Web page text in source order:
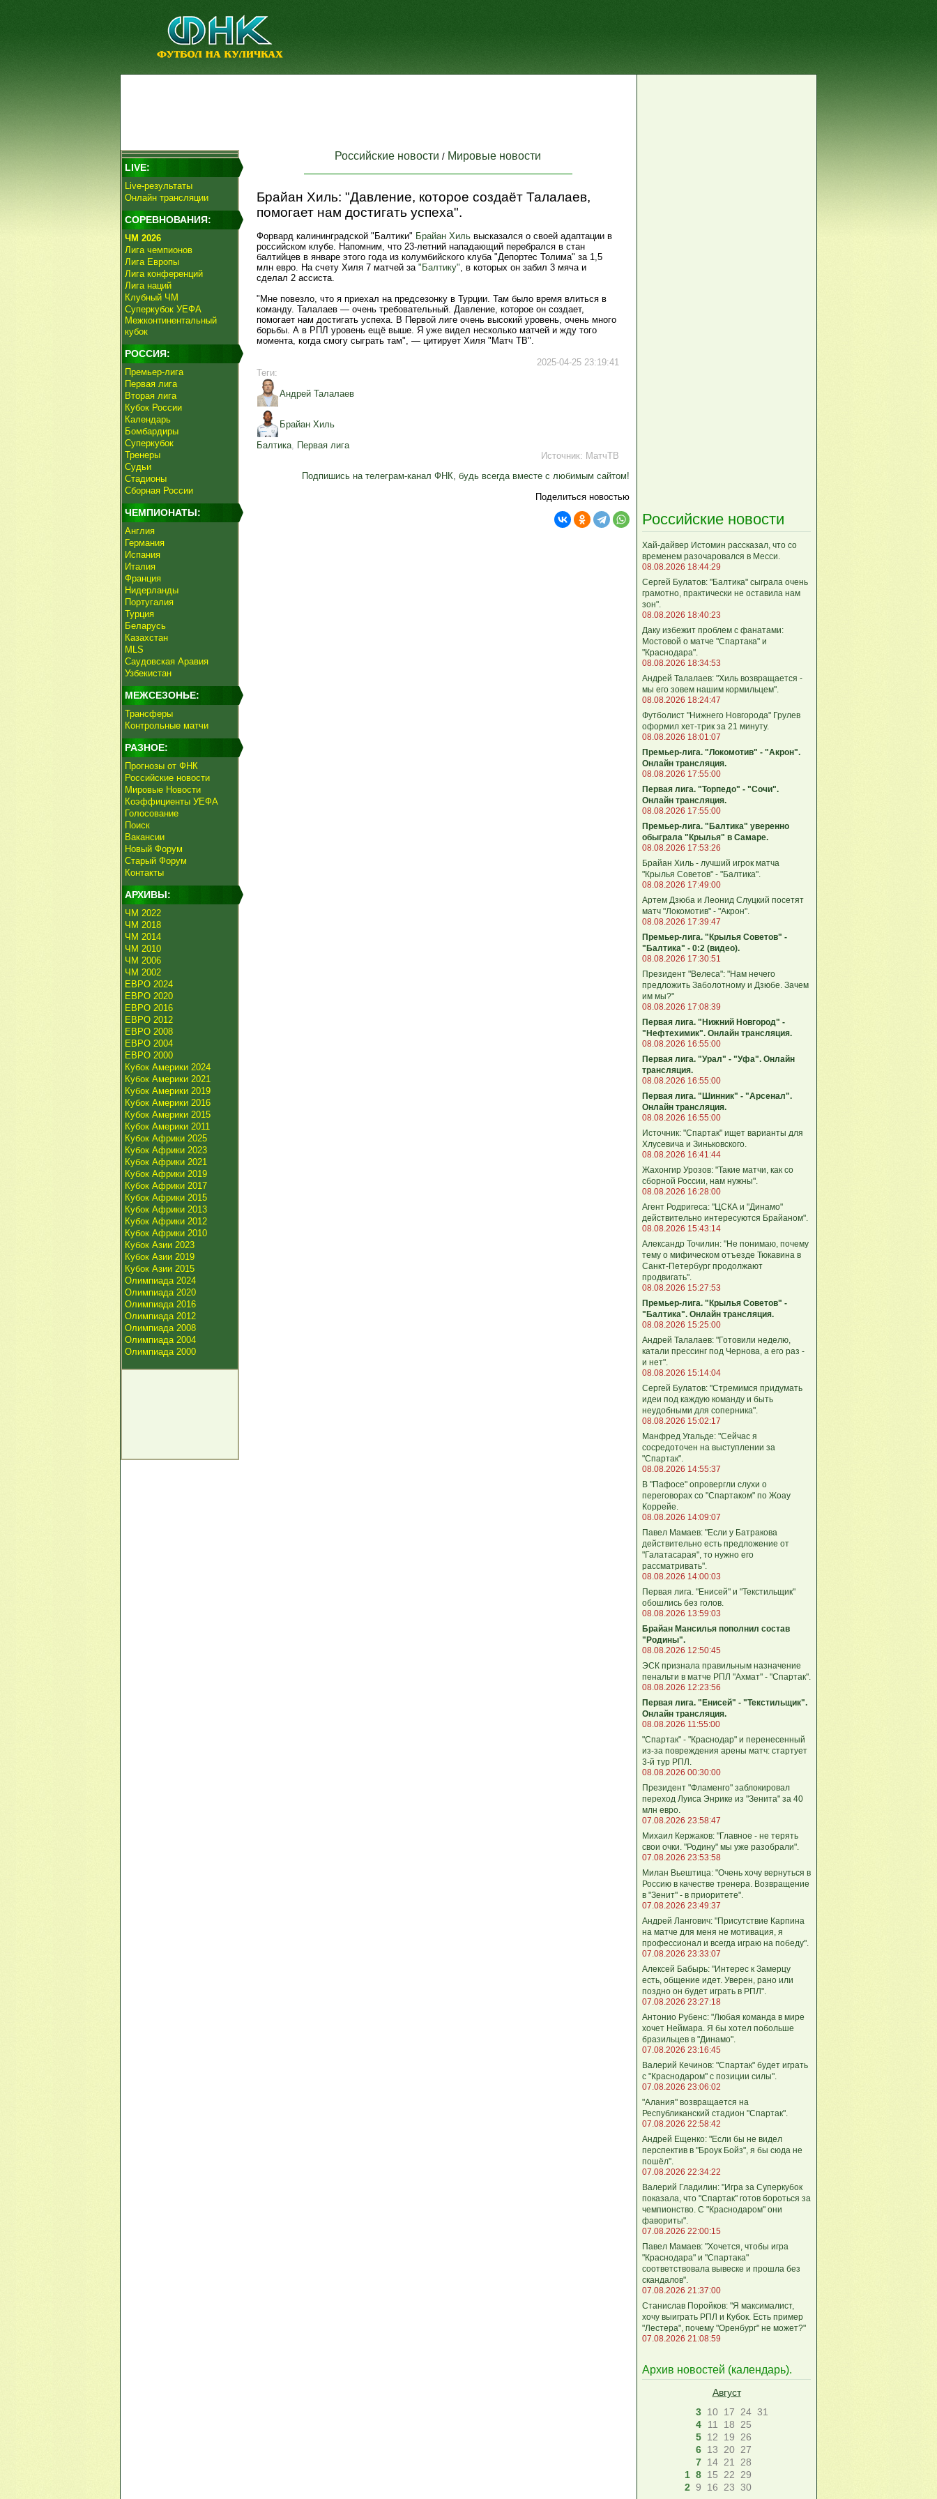
LIVE:
Live-результаты
Онлайн трансляции
СОРЕВНОВАНИЯ:
ЧМ 2026
Лига чемпионов
Лига Европы
Лига конференций
Лига наций
Клубный ЧМ
Суперкубок УЕФА
Межконтинентальный
кубок
РОССИЯ:
Премьер-лига
Первая лига
Вторая лига
Кубок России
Календарь
Бомбардиры
Суперкубок
Тренеры
Судьи
Стадионы
Сборная России
ЧЕМПИОНАТЫ:
Англия
Германия
Испания
Италия
Франция
Нидерланды
Португалия
Турция
Беларусь
Казахстан
MLS
Саудовская Аравия
Узбекистан
МЕЖСЕЗОНЬЕ:
Трансферы
Контрольные матчи
РАЗНОЕ:
Прогнозы от ФНК
Российские новости
Мировые Новости
Коэффициенты УЕФА
Голосование
Поиск
Вакансии
Новый Форум
Старый Форум
Контакты
АРХИВЫ:
ЧМ 2022
ЧМ 2018
ЧМ 2014
ЧМ 2010
ЧМ 2006
ЧМ 2002
ЕВРО 2024
ЕВРО 2020
ЕВРО 2016
ЕВРО 2012
ЕВРО 2008
ЕВРО 2004
ЕВРО 2000
Кубок Америки 2024
Кубок Америки 2021
Кубок Америки 2019
Кубок Америки 2016
Кубок Америки 2015
Кубок Америки 2011
Кубок Африки 2025
Кубок Африки 2023
Кубок Африки 2021
Кубок Африки 2019
Кубок Африки 2017
Кубок Африки 2015
Кубок Африки 2013
Кубок Африки 2012
Кубок Африки 2010
Кубок Азии 2023
Кубок Азии 2019
Кубок Азии 2015
Олимпиада 2024
Олимпиада 2020
Олимпиада 2016
Олимпиада 2012
Олимпиада 2008
Олимпиада 2004
Олимпиада 2000
Российские новости / Мировые новости
Брайан Хиль: "Давление, которое создаёт Талалаев,
помогает нам достигать успеха".
Форвард калининградской "Балтики" Брайан Хиль высказался о своей адаптации в
российском клубе. Напомним, что 23-летний нападающий перебрался в стан
балтийцев в январе этого года из колумбийского клуба "Депортес Толима" за 1,5
млн евро. На счету Хиля 7 матчей за "Балтику", в которых он забил 3 мяча и
сделал 2 ассиста.
"Мне повезло, что я приехал на предсезонку в Турции. Там было время влиться в
команду. Талалаев — очень требовательный. Давление, которое он создает,
помогает нам достигать успеха. В Первой лиге очень высокий уровень, очень много
борьбы. А в РПЛ уровень ещё выше. Я уже видел несколько матчей и жду того
момента, когда смогу сыграть там", — цитирует Хиля "Матч ТВ".
2025-04-25 23:19:41
Теги:
Андрей Талалаев
Брайан Хиль
Балтика, Первая лига
Источник: МатчТВ
Подпишись на телеграм-канал ФНК, будь всегда вместе с любимым сайтом!
Поделиться новостью
Российские новости
Хай-дайвер Истомин рассказал, что со
временем разочаровался в Месси.
08.08.2026 18:44:29
Сергей Булатов: "Балтика" сыграла очень
грамотно, практически не оставила нам
зон".
08.08.2026 18:40:23
Даку избежит проблем с фанатами:
Мостовой о матче "Спартака" и
"Краснодара".
08.08.2026 18:34:53
Андрей Талалаев: "Хиль возвращается -
мы его зовем нашим кормильцем".
08.08.2026 18:24:47
Футболист "Нижнего Новгорода" Грулев
оформил хет-трик за 21 минуту.
08.08.2026 18:01:07
Премьер-лига. "Локомотив" - "Акрон".
Онлайн трансляция.
08.08.2026 17:55:00
Первая лига. "Торпедо" - "Сочи".
Онлайн трансляция.
08.08.2026 17:55:00
Премьер-лига. "Балтика" уверенно
обыграла "Крылья" в Самаре.
08.08.2026 17:53:26
Брайан Хиль - лучший игрок матча
"Крылья Советов" - "Балтика".
08.08.2026 17:49:00
Артем Дзюба и Леонид Слуцкий посетят
матч "Локомотив" - "Акрон".
08.08.2026 17:39:47
Премьер-лига. "Крылья Советов" -
"Балтика" - 0:2 (видео).
08.08.2026 17:30:51
Президент "Велеса": "Нам нечего
предложить Заболотному и Дзюбе. Зачем
им мы?"
08.08.2026 17:08:39
Первая лига. "Нижний Новгород" -
"Нефтехимик". Онлайн трансляция.
08.08.2026 16:55:00
Первая лига. "Урал" - "Уфа". Онлайн
трансляция.
08.08.2026 16:55:00
Первая лига. "Шинник" - "Арсенал".
Онлайн трансляция.
08.08.2026 16:55:00
Источник: "Спартак" ищет варианты для
Хлусевича и Зиньковского.
08.08.2026 16:41:44
Жахонгир Урозов: "Такие матчи, как со
сборной России, нам нужны".
08.08.2026 16:28:00
Агент Родригеса: "ЦСКА и "Динамо"
действительно интересуются Брайаном".
08.08.2026 15:43:14
Александр Точилин: "Не понимаю, почему
тему о мифическом отъезде Тюкавина в
Санкт-Петербург продолжают
продвигать".
08.08.2026 15:27:53
Премьер-лига. "Крылья Советов" -
"Балтика". Онлайн трансляция.
08.08.2026 15:25:00
Андрей Талалаев: "Готовили неделю,
катали прессинг под Чернова, а его раз -
и нет".
08.08.2026 15:14:04
Сергей Булатов: "Стремимся придумать
идеи под каждую команду и быть
неудобными для соперника".
08.08.2026 15:02:17
Манфред Угальде: "Сейчас я
сосредоточен на выступлении за
"Спартак".
08.08.2026 14:55:37
В "Пафосе" опровергли слухи о
переговорах со "Спартаком" по Жоау
Коррейе.
08.08.2026 14:09:07
Павел Мамаев: "Если у Батракова
действительно есть предложение от
"Галатасарая", то нужно его
рассматривать".
08.08.2026 14:00:03
Первая лига. "Енисей" и "Текстильщик"
обошлись без голов.
08.08.2026 13:59:03
Брайан Мансилья пополнил состав
"Родины".
08.08.2026 12:50:45
ЭСК признала правильным назначение
пенальти в матче РПЛ "Ахмат" - "Спартак".
08.08.2026 12:23:56
Первая лига. "Енисей" - "Текстильщик".
Онлайн трансляция.
08.08.2026 11:55:00
"Спартак" - "Краснодар" и перенесенный
из-за повреждения арены матч: стартует
3-й тур РПЛ.
08.08.2026 00:30:00
Президент "Фламенго" заблокировал
переход Луиса Энрике из "Зенита" за 40
млн евро.
07.08.2026 23:58:47
Михаил Кержаков: "Главное - не терять
свои очки. "Родину" мы уже разобрали".
07.08.2026 23:53:58
Милан Вьештица: "Очень хочу вернуться в
Россию в качестве тренера. Возвращение
в "Зенит" - в приоритете".
07.08.2026 23:49:37
Андрей Лангович: "Присутствие Карпина
на матче для меня не мотивация, я
профессионал и всегда играю на победу".
07.08.2026 23:33:07
Алексей Бабырь: "Интерес к Замерцу
есть, общение идет. Уверен, рано или
поздно он будет играть в РПЛ".
07.08.2026 23:27:18
Антонио Рубенс: "Любая команда в мире
хочет Неймара. Я бы хотел побольше
бразильцев в "Динамо".
07.08.2026 23:16:45
Валерий Кечинов: "Спартак" будет играть
с "Краснодаром" с позиции силы".
07.08.2026 23:06:02
"Алания" возвращается на
Республиканский стадион "Спартак".
07.08.2026 22:58:42
Андрей Ещенко: "Если бы не видел
перспектив в "Броук Бойз", я бы сюда не
пошёл".
07.08.2026 22:34:22
Валерий Гладилин: "Игра за Суперкубок
показала, что "Спартак" готов бороться за
чемпионство. С "Краснодаром" они
фавориты".
07.08.2026 22:00:15
Павел Мамаев: "Хочется, чтобы игра
"Краснодара" и "Спартака"
соответствовала вывеске и прошла без
скандалов".
07.08.2026 21:37:00
Станислав Поройков: "Я максималист,
хочу выиграть РПЛ и Кубок. Есть пример
"Лестера", почему "Оренбург" не может?"
07.08.2026 21:08:59
Архив новостей (календарь).
Август
3 10 17 24 31
4
11 18
25
5 12 19
26
6 13 20 27
7 14 21
28
1 8 15 22
29
2 9 16 23 30